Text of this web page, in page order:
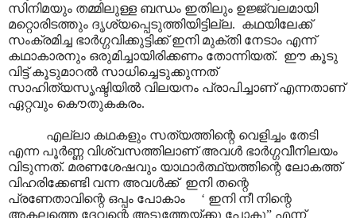
സിനിമയും തമ്മിലുള്ള ബന്ധം ഇതിലും ഉജ്ജ്വലമായി
മറ്റൊരിടത്തും ദൃശ്യപ്പെടുത്തിയിട്ടില്ല. കഥയിലേക്ക്
സംക്രമിച്ച ഭാർഗ്ഗവിക്കുട്ടിക്ക് ഇനി മുക്തി നേടാം എന്ന്
കഥാകാരനും ഒരുമിച്ചായിരിക്കണം തോന്നിയത്. ഈ കൂടു
വിട്ട് കൂടുമാറൽ സാധിച്ചെടുക്കുന്നത്
സാഹിത്യസൃഷ്ടിയിൽ വിലയനം പ്രാപിച്ചാണ് എന്നതാണ്
ഏറ്റവും കൌതുകകരം.
എല്ലാ കഥകളും സത്യത്തിന്റെ വെളിച്ചം തേടി
എന്ന പൂർണ്ണ വിശ്വസത്തിലാണ് അവൾ ഭാർഗ്ഗവീനിലയം
വിടുന്നത്. മരണശേഷവും യാഥാർത്ഥ്യത്തിന്റെ ലോകത്ത്
വിഹരിക്കേണ്ടി വന്ന അവൾക്ക് ഇനി തന്റെ
പ്രണേതാവിന്റെ ഒപ്പം പോകാം ‘ ഇനി നീ നിന്റെ
അകലത്തെ ദേവന്റെ അടുത്തേയ്ക്കു പോകൂ” എന്ന്